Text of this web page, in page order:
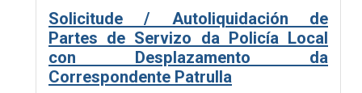
Solicitude / Autoliquidación de
Partes de Servizo da Policía Local
con Desplazamento da
Correspondente Patrulla